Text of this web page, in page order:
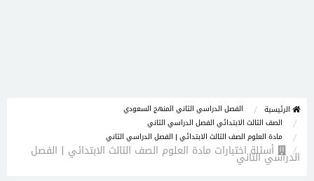
الرئيسية
الفصل الدراسي الثاني المنهج السعودي
الصف الثالث الابتدائي الفصل الدراسي الثاني
مادة العلوم الصف الثالث الابتدائي | الفصل الدراسي الثاني
أسئلة اختبارات مادة العلوم الصف الثالث الابتدائي | الفصل
الدراسي الثاني